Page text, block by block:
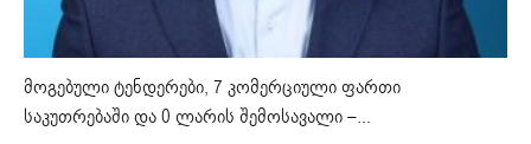
მოგებული ტენდერები, 7 კომერციული ფართი
საკუთრებაში და 0 ლარის შემოსავალი –...